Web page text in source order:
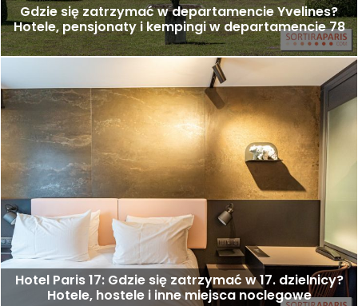
Gdzie się zatrzymać w departamencie Yvelines?
Hotele, pensjonaty i kempingi w departamencie 78
Hotel Paris 17: Gdzie się zatrzymać w 17. dzielnicy?
Hotele, hostele i inne miejsca noclegowe